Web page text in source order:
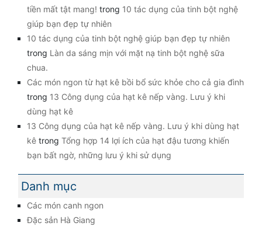
tiền mất tật mang! trong 10 tác dụng của tinh bột nghệ
giúp bạn đẹp tự nhiên
10 tác dụng của tinh bột nghệ giúp bạn đẹp tự nhiên
trong Làn da sáng mịn với mặt nạ tinh bột nghệ sữa
chua.
Các món ngon từ hạt kê bồi bổ sức khỏe cho cả gia đình
trong 13 Công dụng của hạt kê nếp vàng. Lưu ý khi
dùng hạt kê
13 Công dụng của hạt kê nếp vàng. Lưu ý khi dùng hạt
kê trong Tổng hợp 14 lợi ích của hạt đậu tương khiến
bạn bất ngờ, những lưu ý khi sử dụng
Danh mục
Các món canh ngon
Đặc sản Hà Giang